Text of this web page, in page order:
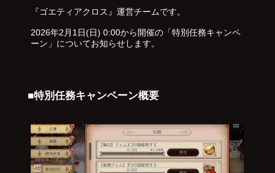
『ゴエティアクロス』運営チームです。
2026年2月1日(日) 0:00から開催の「特別任務キャンペ
ーン」についてお知らせします。
■特別任務キャンペーン概要